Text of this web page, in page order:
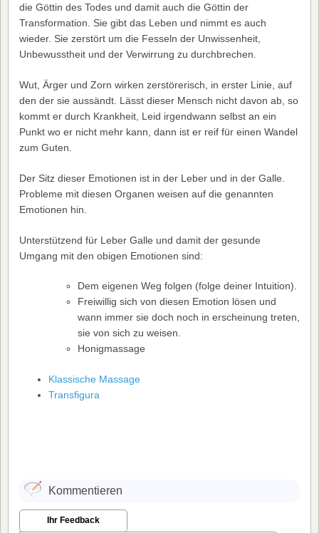
die Göttin des Todes und damit auch die Göttin der
Transformation. Sie gibt das Leben und nimmt es auch
wieder. Sie zerstört um die Fesseln der Unwissenheit,
Unbewusstheit und der Verwirrung zu durchbrechen.
Wut, Ärger und Zorn wirken zerstörerisch, in erster Linie, auf
den der sie aussändt. Lässt dieser Mensch nicht davon ab, so
kommt er durch Krankheit, Leid irgendwann selbst an ein
Punkt wo er nicht mehr kann, dann ist er reif für einen Wandel
zum Guten.
Der Sitz dieser Emotionen ist in der Leber und in der Galle.
Probleme mit diesen Organen weisen auf die genannten
Emotionen hin.
Unterstützend für Leber Galle und damit der gesunde
Umgang mit den obigen Emotionen sind:
Dem eigenen Weg folgen (folge deiner Intuition).
Freiwillig sich von diesen Emotion lösen und
wann immer sie doch noch in erscheinung treten,
sie von sich zu weisen.
Honigmassage
Klassische Massage
Transfigura
Kommentieren
Ihr Feedback